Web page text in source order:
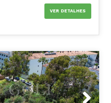
VER DETALHES
Next